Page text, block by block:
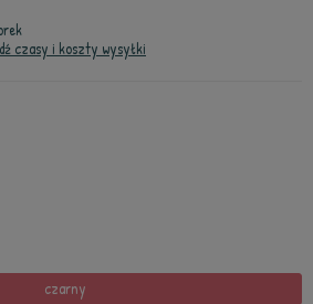
czasy i koszty wysyłki
czarny